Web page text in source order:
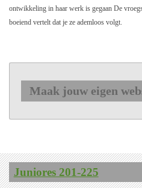
ontwikkeling in haar werk is gegaan De
boeiend vertelt dat je ze ademloos volgt.
Maak jouw eigen
Juniores 201-225